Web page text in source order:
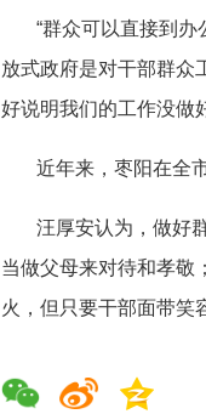
“群众可以直接到
放式政府是对干部群众
好说明我们的工作没做
近年来，枣阳在全
汪厚安认为，做好
当做父母来对待和孝敬
火，但只要干部面带笑